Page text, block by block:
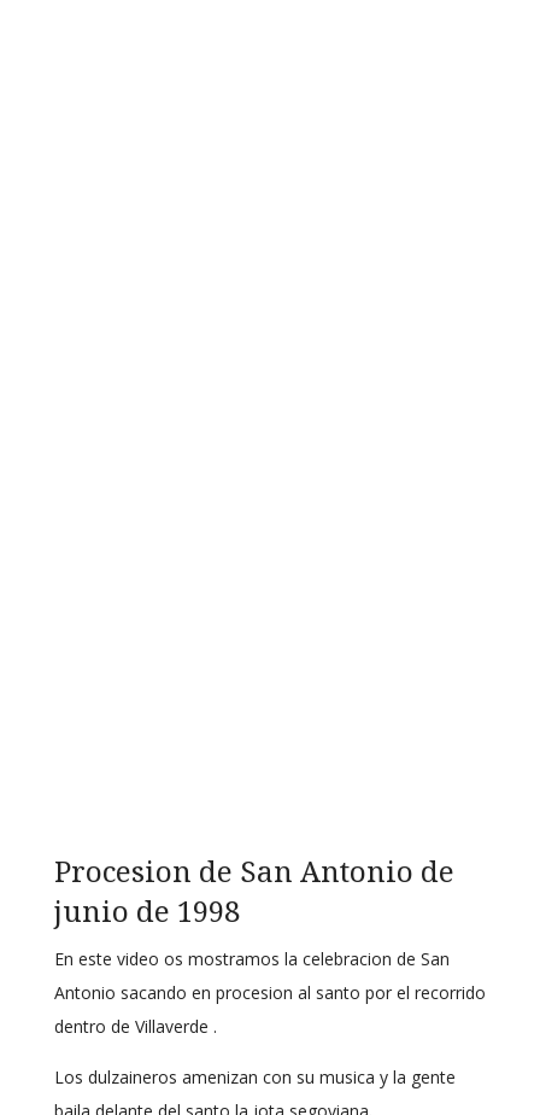
Procesion de San Antonio de
junio de 1998
En este video os mostramos la celebracion de San
Antonio sacando en procesion al santo por el recorrido
dentro de Villaverde .
Los dulzaineros amenizan con su musica y la gente